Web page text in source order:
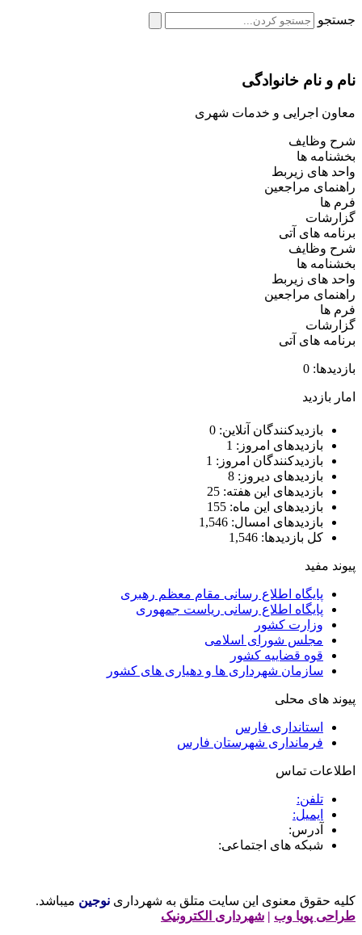
جستجو
نام و نام خانوادگی
معاون اجرایی و خدمات شهری
شرح وظایف
بخشنامه ها
واحد های زیربط
راهنمای مراجعین
فرم ها
گزارشات
برنامه های آتی
شرح وظایف
بخشنامه ها
واحد های زیربط
راهنمای مراجعین
فرم ها
گزارشات
برنامه های آتی
بازدیدها: 0
امار بازدید
بازدیدکنندگان آنلاین: 0
بازدیدهای امروز: 1
بازدیدکنندگان امروز: 1
بازدیدهای دیروز: 8
بازدیدهای این هفته: 25
بازدیدهای این ماه: 155
بازدیدهای امسال: 1,546
کل بازدیدها: 1,546
پیوند مفید
پایگاه اطلاع رسانی مقام معظم رهبری
پایگاه اطلاع رسانی ریاست جمهوری
وزارت کشور
مجلس شورای اسلامی
قوه قضاییه کشور
سازمان شهرداری ها و دهیاری های کشور
پیوند های محلی
استانداری فارس
فرمانداری شهرستان فارس
اطلاعات تماس
تلفن:
ایمیل:
آدرس:
شبکه های اجتماعی:
کلیه حقوق معنوی این سایت متلق به شهرداری نوجین میباشد.
طراحی پویا وب | شهرداری الکترونیک